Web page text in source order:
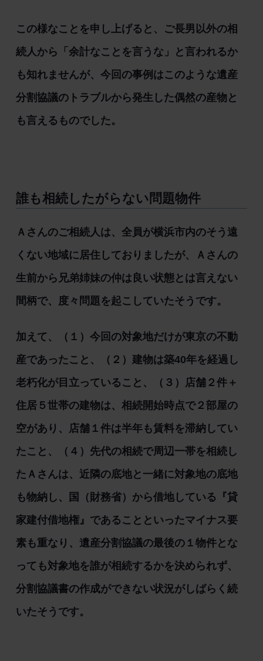
この様なことを申し上げると、ご長男以外の相
続人から「余計なことを言うな」と言われるか
も知れませんが、今回の事例はこのような遺産
分割協議のトラブルから発生した偶然の産物と
も言えるものでした。
誰も相続したがらない問題物件
Ａさんのご相続人は、全員が横浜市内のそう遠
くない地域に居住しておりましたが、Ａさんの
生前から兄弟姉妹の仲は良い状態とは言えない
間柄で、度々問題を起こしていたそうです。
加えて、（１）今回の対象地だけが東京の不動
産であったこと、（２）建物は築40年を経過し
老朽化が目立っていること、（３）店舗２件＋
住居５世帯の建物は、相続開始時点で２部屋の
空があり、店舗１件は半年も賃料を滞納してい
たこと、（４）先代の相続で周辺一帯を相続し
たＡさんは、近隣の底地と一緒に対象地の底地
も物納し、国（財務省）から借地している『貸
家建付借地権』であることといったマイナス要
素も重なり、遺産分割協議の最後の１物件とな
っても対象地を誰が相続するかを決められず、
分割協議書の作成ができない状況がしばらく続
いたそうです。